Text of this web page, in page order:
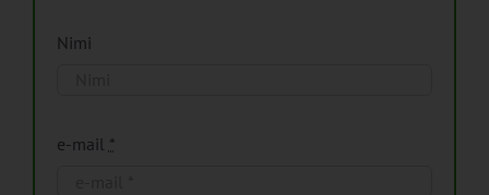
Nimi
e-mail *